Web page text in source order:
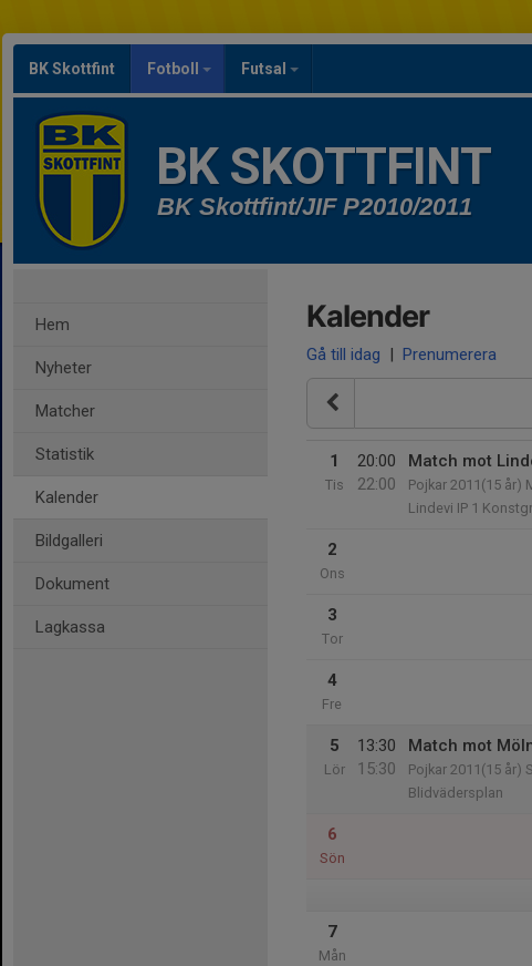
BK Skottfint Fotboll Futsal
BK SKOTTFINT
BK Skottfint/JIF P2010/2011
Hem
Nyheter
Matcher
Statistik
Kalender
Bildgalleri
Dokument
Lagkassa
Kalender
Gå till idag | Prenumerera
1
Tis
20:00
22:00
Match mot
Pojkar 2011(15 år)
Lindevi IP 1
2
Ons
3
Tor
4
Fre
5
Lör
13:30
15:30
Match mot
Pojkar 2011(15 år)
Blidvädersplan
6
Sön
7
Mån